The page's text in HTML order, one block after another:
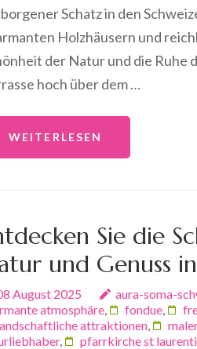
Schatz in den
Holzhäusern und
der Natur und die Ruhe
hoch über dem …
WEITERLESEN
Sie die
und Genuss
August 2025 aura-soma-
atmosphäre, fondue,
attraktionen,
, pfarrkirche st